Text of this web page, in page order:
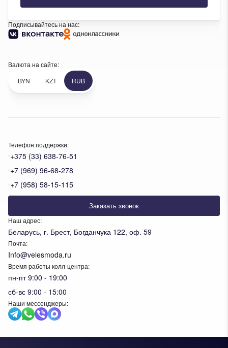
Телефон поддержки:
+375 (33) 638-76-51
+7 (969) 96-68-278
+7 (958) 58-15-115
Заказать звонок
Наш адрес:
Беларусь, г. Брест, Богданчука 122, оф. 59
Почта:
Info@velesmoda.ru
Время работы колл-центра:
пн-пт 9:00 - 19:00
сб-вс 9:00 - 15:00
Наши мессенджеры:
Подписывайтесь на нас:
Валюта на сайте:
BYN
KZT RUB